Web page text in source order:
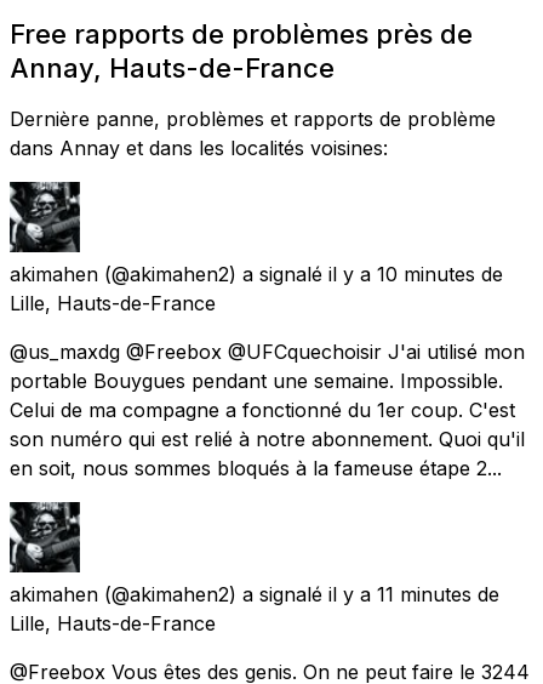
Free rapports de problèmes près de
Annay, Hauts-de-France
Dernière panne, problèmes et rapports de problème
dans Annay et dans les localités voisines:
akimahen (@akimahen2) a signalé il y a 10 minutes de
Lille, Hauts-de-France
@us_maxdg @Freebox @UFCquechoisir J'ai utilisé mon
portable Bouygues pendant une semaine. Impossible.
Celui de ma compagne a fonctionné du 1er coup. C'est
son numéro qui est relié à notre abonnement. Quoi qu'il
en soit, nous sommes bloqués à la fameuse étape 2...
akimahen (@akimahen2) a signalé il y a 11 minutes de
Lille, Hauts-de-France
@Freebox Vous êtes des genis. On ne peut faire le 3244